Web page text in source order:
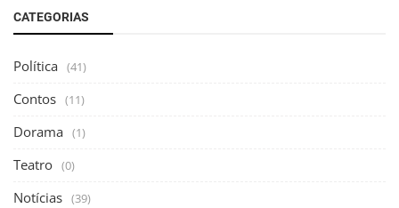
CATEGORIAS
Política (41)
Contos (11)
Dorama (1)
Teatro (0)
Notícias (39)